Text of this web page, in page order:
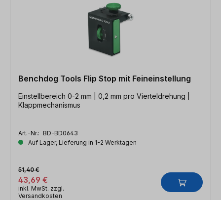
Benchdog Tools Flip Stop mit Feineinstellung
Einstellbereich 0-2 mm | 0,2 mm pro Vierteldrehung |
Klappmechanismus
Art.-Nr.: BD-BD0643
Auf Lager, Lieferung in 1-2 Werktagen
43,69 €
51,40 €
inkl. MwSt. zzgl.
Versandkosten